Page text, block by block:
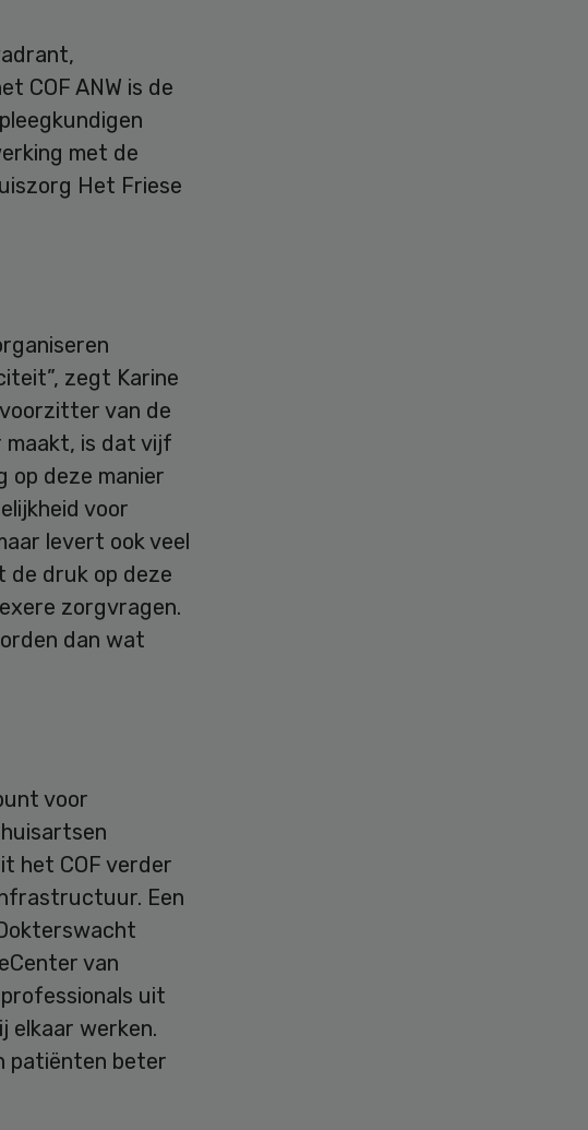
COF ANW is de
met de
Het Friese
zegt Karine
van de
maakt, is dat vijf
op deze manier
voor
levert ook veel
de druk op deze
zorgvragen.
dan wat
voor
het COF verder
Een
van
uit
elkaar werken.
patiënten beter